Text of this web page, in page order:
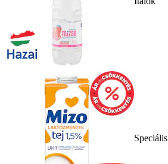
Speciális